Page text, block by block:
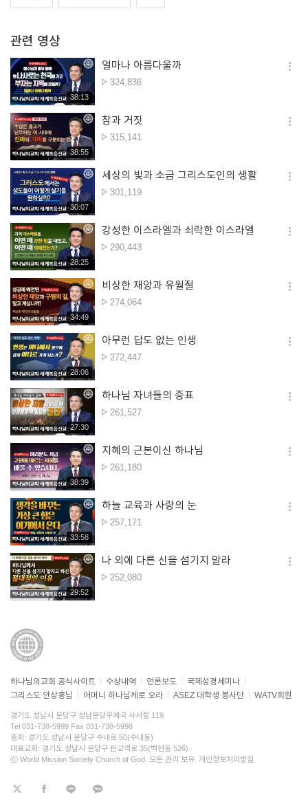
관련 영상
재생시간
38:13
얼마나 아름다울까
조회수
324,836
옵션
재생시간
38:55
참과 거짓
조회수
315,141
옵션
재생시간
30:07
세상의 빛과 소금 그리스도인의 생활
조회수
301,119
옵션
재생시간
28:25
강성한 이스라엘과 쇠락한 이스라엘
조회수
290,443
옵션
재생시간
34:49
비상한 재앙과 유월절
조회수
274,064
옵션
재생시간
28:06
아무런 답도 없는 인생
조회수
272,447
옵션
재생시간
27:30
하나님 자녀들의 증표
조회수
261,527
옵션
재생시간
38:39
지혜의 근본이신 하나님
조회수
261,180
옵션
재생시간
33:58
하늘 교육과 사랑의 눈
조회수
257,171
옵션
재생시간
29:52
나 외에 다른 신을 섬기지 말라
조회수
252,080
옵션
하나님의교회 공식사이트 수상내역 언론보도
국제성경세미나
그리스도 안상홍님
어머니 하나님께로 오라 ASEZ 대학생 봉사단 WATV회원
경기도 성남시 분당구 성남분당우체국 사서함 119
Tel 031-738-5999 Fax 031-738-5998
총회: 경기도 성남시 분당구 수내로 50(수내동)
대표교회: 경기도 성남시 분당구 판교역로 35(백현동 526)
ⓒ World Mission Society Church of God. 모든 권리 보유. 개인정보처리방침
트위터 페이스북라인 KaKao